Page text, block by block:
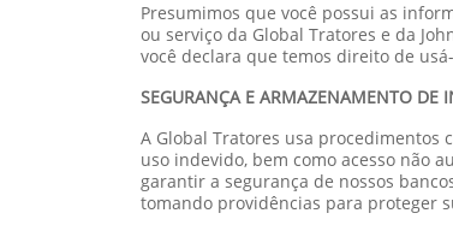
Presumimos que você possui as
ou serviço da Global Tratores e da
você declara que temos direito de
SEGURANÇA E ARMAZENAMENTO DE
A Global Tratores usa procedimentos
uso indevido, bem como acesso não
garantir a segurança de nossos
tomando providências para proteger